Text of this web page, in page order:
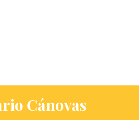
Cánovas